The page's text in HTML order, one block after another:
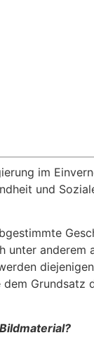
im
und
anderem
Grundsatz